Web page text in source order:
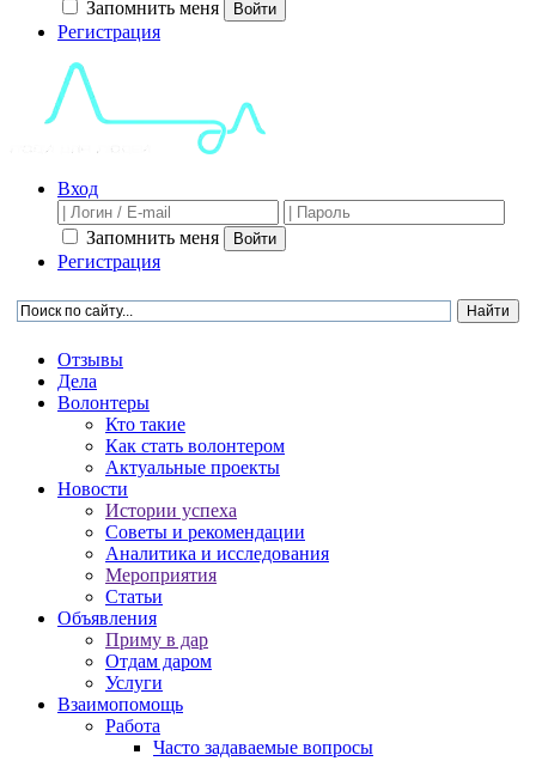
Запомнить меня Войти
Регистрация
Вход
Запомнить меня Войти
Регистрация
Отзывы
Дела
Волонтеры
Кто такие
Как стать волонтером
Актуальные проекты
Новости
Истории успеха
Советы и рекомендации
Аналитика и исследования
Мероприятия
Статьи
Объявления
Приму в дар
Отдам даром
Услуги
Взаимопомощь
Работа
Часто задаваемые вопросы